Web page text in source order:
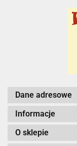
Dane adresowe
Informacje
O sklepie